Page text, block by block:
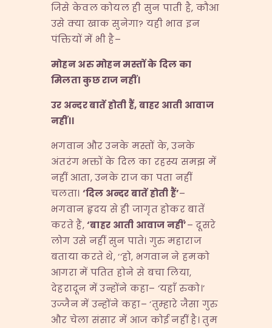
जिसे केवल कोयल ही सुन पाती है, कौआ
उसे क्या खाक सुनेगा? यही भाव इन
पंक्तियों में भी है–
मोहन अरु मोहन मस्तों के दिल का
मिलता कुछ राज नहीं।
उर अन्दर बातें होती हैं,बाहर आती आवाज
नहीं।।
भगवान और उनके मस्तों के, उनके
अंतरंग भक्तों के दिल का रहस्य समझ में
नहीं आता, उनके राज का पता नहीं
चलता। ‘दिल अन्दर बातें होती हैं’–
भगवान हृदय से ही जागृत होकर बातें
करते हैं,‘बाहर आती आवाज नहीं’– दूसरे
लोग उसे नहीं सुन पाते। गुरु महाराज
बताया करते थे, ‘‘हो, भगवान ने हमको
आगरा में पतित होने से बचा लिया,
देहरादून में उन्होंने कहा– ‘यहाँ रुको।’
उज्जैन में उन्होंने कहा– ‘तुम्हारे जैसा गुरु
और चेला संसार में आज कोई नहीं है। तुम